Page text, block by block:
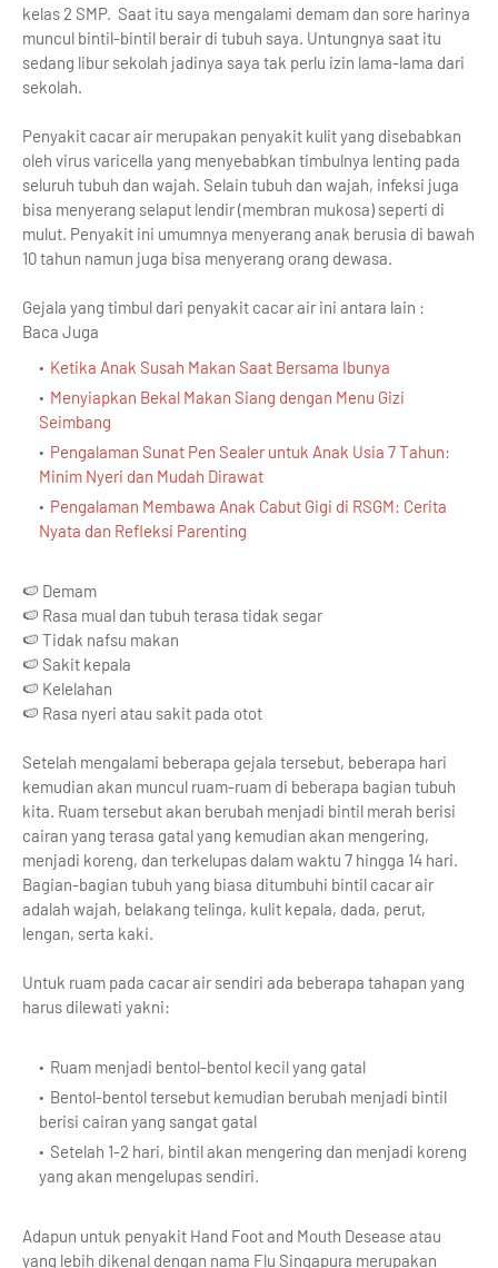
kelas 2 SMP. Saat itu saya mengalami demam dan sore harinya
muncul bintil-bintil berair di tubuh saya. Untungnya saat itu
sedang libur sekolah jadinya saya tak perlu izin lama-lama dari
sekolah.
Penyakit cacar air merupakan penyakit kulit yang disebabkan
oleh virus varicella yang menyebabkan timbulnya lenting pada
seluruh tubuh dan wajah. Selain tubuh dan wajah, infeksi juga
bisa menyerang selaput lendir (membran mukosa) seperti di
mulut. Penyakit ini umumnya menyerang anak berusia di bawah
10 tahun namun juga bisa menyerang orang dewasa.
Gejala yang timbul dari penyakit cacar air ini antara lain :
Baca Juga
Ketika Anak Susah Makan Saat Bersama Ibunya
Menyiapkan Bekal Makan Siang dengan Menu Gizi
Seimbang
Pengalaman Sunat Pen Sealer untuk Anak Usia 7 Tahun:
Minim Nyeri dan Mudah Dirawat
Pengalaman Membawa Anak Cabut Gigi di RSGM: Cerita
Nyata dan Refleksi Parenting
🍉 Demam
🍉 Rasa mual dan tubuh terasa tidak segar
🍉 Tidak nafsu makan
🍉 Sakit kepala
🍉 Kelelahan
🍉 Rasa nyeri atau sakit pada otot
Setelah mengalami beberapa gejala tersebut, beberapa hari
kemudian akan muncul ruam-ruam di beberapa bagian tubuh
kita. Ruam tersebut akan berubah menjadi bintil merah berisi
cairan yang terasa gatal yang kemudian akan mengering,
menjadi koreng, dan terkelupas dalam waktu 7 hingga 14 hari.
Bagian-bagian tubuh yang biasa ditumbuhi bintil cacar air
adalah wajah, belakang telinga, kulit kepala, dada, perut,
lengan, serta kaki.
Untuk ruam pada cacar air sendiri ada beberapa tahapan yang
harus dilewati yakni:
Ruam menjadi bentol-bentol kecil yang gatal
Bentol-bentol tersebut kemudian berubah menjadi bintil
berisi cairan yang sangat gatal
Setelah 1-2 hari, bintil akan mengering dan menjadi koreng
yang akan mengelupas sendiri.
Adapun untuk penyakit Hand Foot and Mouth Desease atau
yang lebih dikenal dengan nama Flu Singapura merupakan